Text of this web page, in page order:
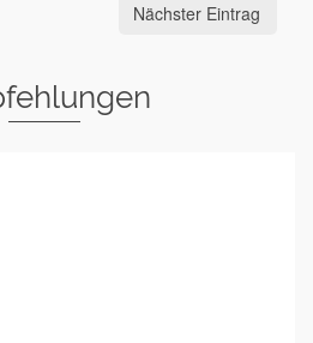
Nächster Eintrag